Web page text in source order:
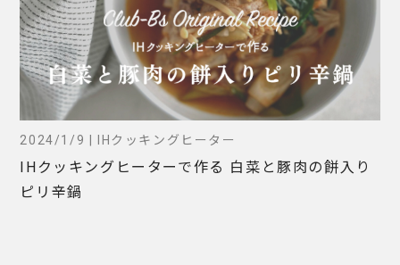
2024/1/9 | IHクッキングヒーター
IHクッキングヒーターで作る 白菜と豚肉の餅入り
ピリ辛鍋